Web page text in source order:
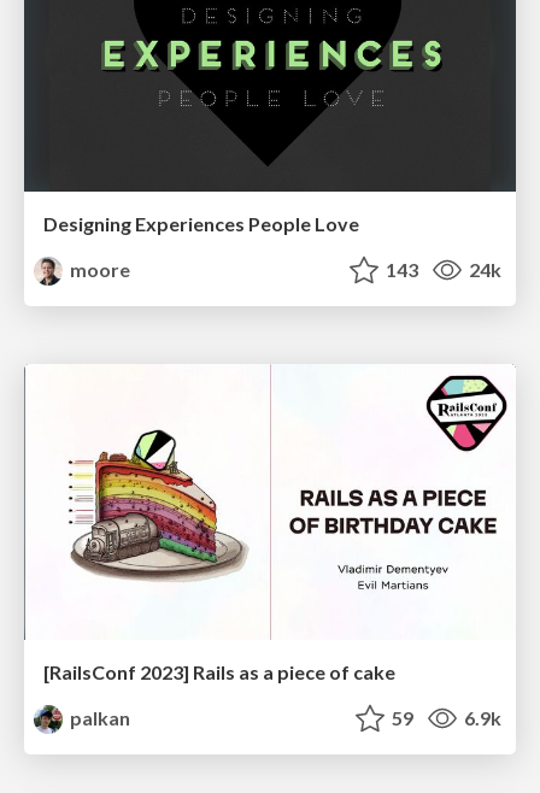
Designing Experiences People Love
moore
143 24k
[RailsConf 2023] Rails as a piece of cake
palkan
59 6.9k